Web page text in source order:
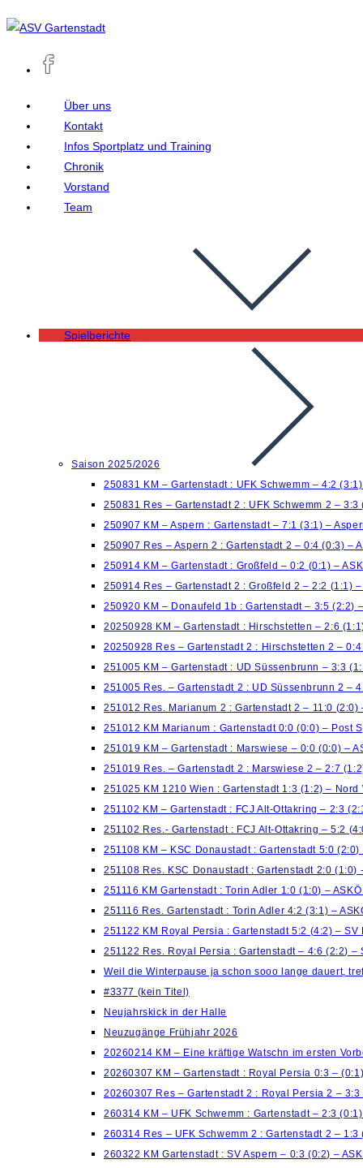
Zum
Inhalt
springen
Über uns
Kontakt
Infos Sportplatz und Training
Chronik
Vorstand
Team
Spielberichte
Saison 2025/2026
250831 KM – Gartenstadt : UFK Schwemm – 4:2
250831 Res – Gartenstadt 2 : UFK Schwemm 2 – 3:3
250907 KM – Aspern : Gartenstadt – 7:1 (3:1) –
250907 Res – Aspern 2 : Gartenstadt 2 – 0:4 (0:3) –
250914 KM – Gartenstadt : Großfeld – 0:2 (0:1) –
250914 Res – Gartenstadt 2 : Großfeld 2 – 2:2 (1:1) –
250920 KM – Donaufeld 1b : Gartenstadt – 3:5 (2:2)
20250928 KM – Gartenstadt : Hirschstetten – 2:6
20250928 Res – Gartenstadt 2 : Hirschstetten 2 – 0:4
251005 KM – Gartenstadt : UD Süssenbrunn – 3:3
251005 Res. – Gartenstadt 2 : UD Süssenbrunn 2 –
251012 Res. Marianum 2 : Gartenstadt 2 – 11:0 (2:0)
251012 KM Marianum : Gartenstadt 0:0 (0:0) – Post
251019 KM – Gartenstadt : Marswiese – 0:0 (0:0) –
251019 Res. – Gartenstadt 2 : Marswiese 2 – 2:7
251025 KM 1210 Wien : Gartenstadt 1:3 (1:2) – Nord
251102 KM – Gartenstadt : FCJ Alt-Ottakring – 2:3
251102 Res.- Gartenstadt : FCJ Alt-Ottakring – 5:2
251108 KM – KSC Donaustadt : Gartenstadt 5:0
251108 Res. KSC Donaustadt : Gartenstadt 2:0 (1:0)
251116 KM Gartenstadt : Torin Adler 1:0 (1:0) –
251116 Res. Gartenstadt : Torin Adler 4:2 (3:1) –
251122 KM Royal Persia : Gartenstadt 5:2 (4:2) – SV
251122 Res. Royal Persia : Gartenstadt – 4:6 (2:2) –
Weil die Winterpause ja schon sooo lange dauert,
#3377 (kein Titel)
Neujahrskick in der Halle
Neuzugänge Frühjahr 2026
20260214 KM – Eine kräftige Watschn im ersten
20260307 KM – Gartenstadt : Royal Persia 0:3 –
20260307 Res – Gartenstadt 2 : Royal Persia 2 – 3:3
260314 KM – UFK Schwemm : Gartenstadt – 2:3
260314 Res – UFK Schwemm 2 : Gartenstadt 2 –
260322 KM Gartenstadt : SV Aspern – 0:3 (0:2) –